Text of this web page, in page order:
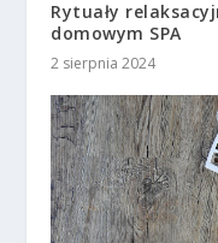
Rytuały
domowym SPA
2 sierpnia 2024